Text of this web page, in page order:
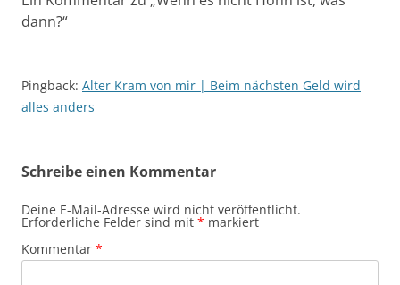
dann?“
Pingback: Alter Kram von mir | Beim nächsten Geld wird
alles anders
Schreibe einen Kommentar
Deine E-Mail-Adresse wird nicht veröffentlicht.
Erforderliche Felder sind mit * markiert
Kommentar *